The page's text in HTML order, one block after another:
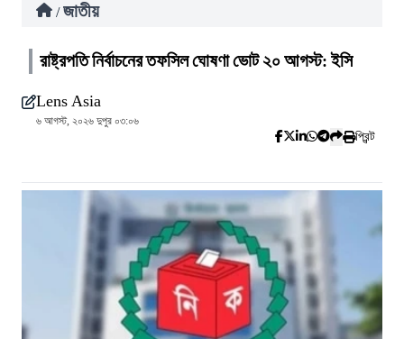
/ জাতীয়
রাষ্ট্রপতি নির্বাচনের তফসিল ঘোষণা ভোট ২০ আগস্ট: ইসি
Lens Asia
৬ আগস্ট, ২০২৬ দুপুর ০৩:০৬
প্রিন্ট